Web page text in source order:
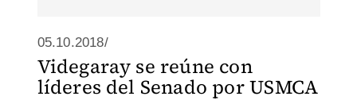
05.10.2018/
Videgaray se reúne con
líderes del Senado por USMCA